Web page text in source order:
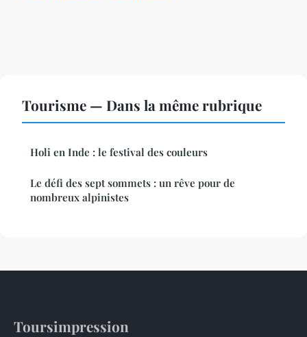
Tourisme — Dans la même rubrique
Holi en Inde : le festival des couleurs
Le défi des sept sommets : un rêve pour de
nombreux alpinistes
Toursimpression